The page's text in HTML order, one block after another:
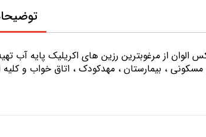
الوان از مرغوبترين رزين هاي اكريليك پايه